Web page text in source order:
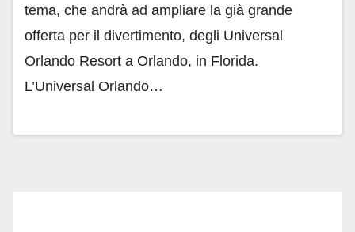
tema, che andrà ad ampliare la già grande
offerta per il divertimento, degli Universal
Orlando Resort a Orlando, in Florida.
L’Universal Orlando…